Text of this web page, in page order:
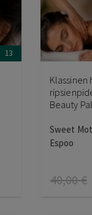
13
Beauty
Sweet
Espoo
40,00€